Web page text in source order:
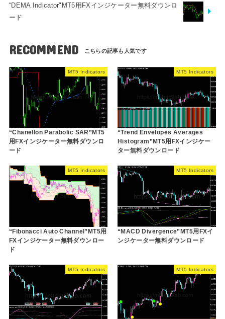
“DEMA Indicator"MT5用FXインジケーター無料ダウンロ
ード
RECOMMEND
MT5 Indicators
“Chanellon Parabolic SAR”MT5
用FXインジケーター無料ダウンロ
ード
MT5 Indicators
“Trend Envelopes Averages
Histogram”MT5用FXインジケー
ター無料ダウンロード
MT5 Indicators
“Fibonacci Auto Channel”MT5用
FXインジケーター無料ダウンロー
ド
MT5 Indicators
“MACD Divergence”MT5用FXイ
ンジケーター無料ダウンロード
MT5 Indicators MT5 Indicators